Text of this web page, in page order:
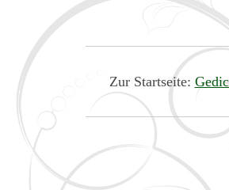
Zur Startseite: